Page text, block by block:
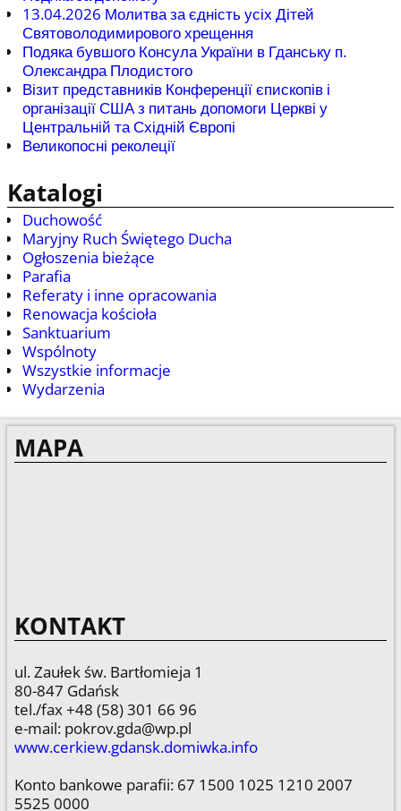
13.04.2026 Молитва за єдність усіх Дітей
Святоволодимирового хрещення
Подяка бувшого Консула України в Гданську п.
Олександра Плодистого
Візит представників Конференції єпископів і
організації США з питань допомоги Церкві у
Центральній та Східній Європі
Великопосні реколеції
Katalogi
Duchowość
Maryjny Ruch Świętego Ducha
Ogłoszenia bieżące
Parafia
Referaty i inne opracowania
Renowacja kościoła
Sanktuarium
Wspólnoty
Wszystkie informacje
Wydarzenia
MAPA
KONTAKT
ul. Zaułek św. Bartłomieja 1
80-847 Gdańsk
tel./fax +48 (58) 301 66 96
e-mail: pokrov.gda@wp.pl
www.cerkiew.gdansk.domiwka.info
Konto bankowe parafii: 67 1500 1025 1210 2007
5525 0000